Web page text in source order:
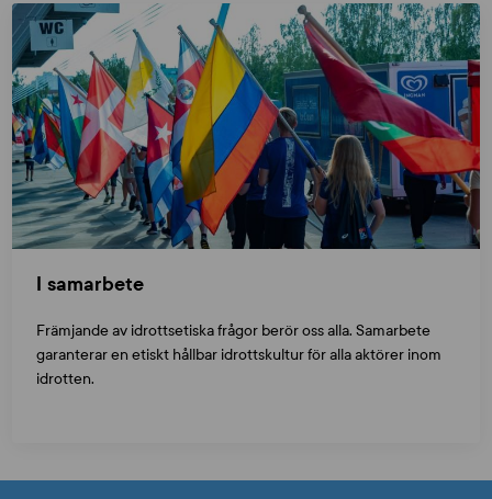
I samarbete
Främjande av idrottsetiska frågor berör oss alla. Samarbete
garanterar en etiskt hållbar idrottskultur för alla aktörer inom
idrotten.